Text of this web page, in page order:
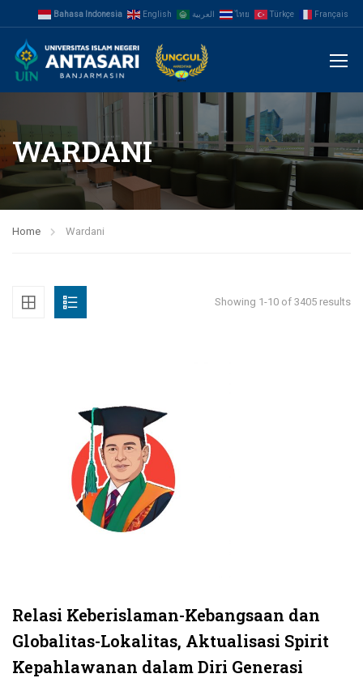
Bahasa Indonesia English العربية ไทย Türkçe Français
WARDANI
Home Wardani
Showing 1-10 of 3405 results
Relasi Keberislaman-Kebangsaan dan
Globalitas-Lokalitas, Aktualisasi Spirit
Kepahlawanan dalam Diri Generasi